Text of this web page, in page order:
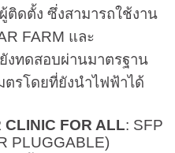
ติดตั้ง ซึ่งสามารถใช้งาน
FARM และ
งทดสอบผ่านมาตรฐาน
ตรโดยที่ยังนำไฟฟ้าได้
CLINIC FOR ALL: SFP
PLUGGABLE)